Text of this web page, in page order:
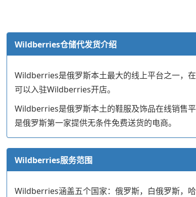
Wildberries仓储代发货介绍
Wildberries是俄罗斯本土最大的线上平台之一，
可以入驻Wildberries开店。
Wildberries是俄罗斯本土的鞋服及饰品在线销售
是俄罗斯第一家提供无条件免费送货的电商。
Wildberries服务范围
Wildberries涵盖五个国家：俄罗斯，白俄罗斯，